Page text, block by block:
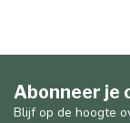
Abonneer je
Blijf op de hoogte